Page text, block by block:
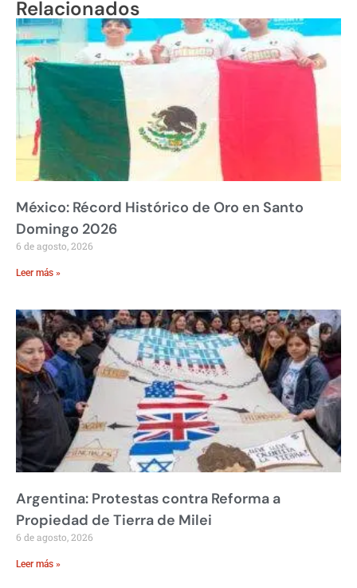
Relacionados
México: Récord Histórico de Oro en Santo
Domingo 2026
6 de agosto, 2026
Leer más »
Argentina: Protestas contra Reforma a
Propiedad de Tierra de Milei
6 de agosto, 2026
Leer más »